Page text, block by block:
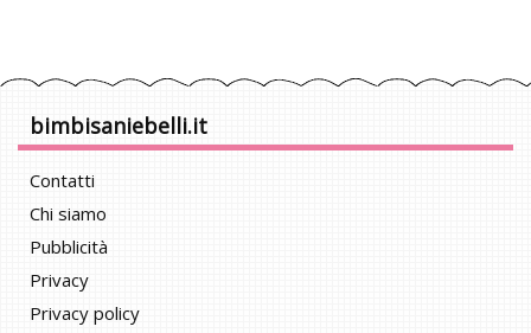
bimbisaniebelli.it
Contatti
Chi siamo
Pubblicità
Privacy
Privacy policy